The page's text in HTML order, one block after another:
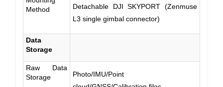
Method
Detachable DJI SKYPORT (Zenmuse
L3 single gimbal connector)
Data
Storage
Raw Data
Storage
Photo/IMU/Point